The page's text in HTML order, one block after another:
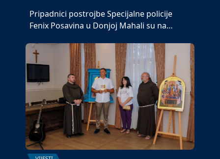
Pripadnici postrojbe Specijalne policije
Fenix Posavina u Donjoj Mahali su na…